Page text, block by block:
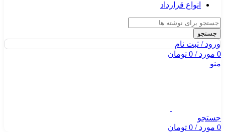
انواع قرارداد
جستجو
ورود / ثبت نام
0 مورد/
0 تومان
منو
جستجو
0 مورد/
0 تومان